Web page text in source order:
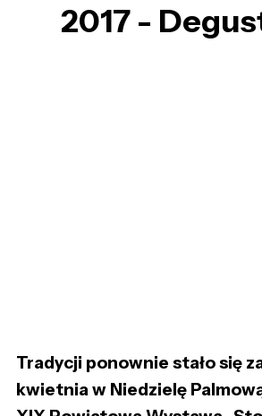
2017 -
Tradycji ponownie stało się
kwietnia w Niedzielę